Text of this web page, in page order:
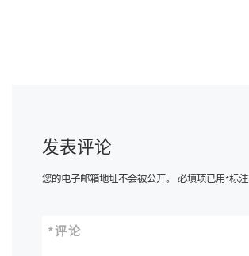
发表评论
您的电子邮箱地址不会被公开。 必填项已用*标注
评论
*